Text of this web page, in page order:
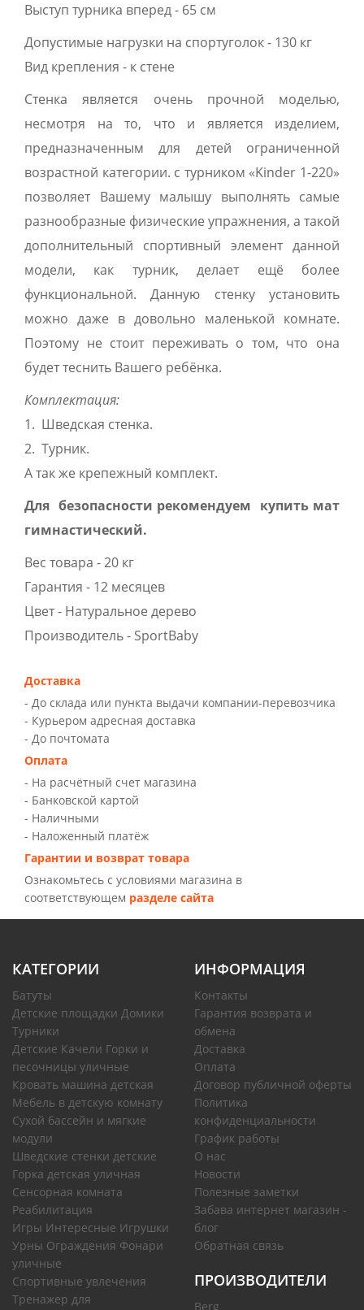
Выступ турника вперед - 65 см
Допустимые нагрузки на спортуголок - 130 кг
Вид крепления - к стене
Стенка является очень прочной моделью,
несмотря на то, что и является изделием,
предназначенным для детей ограниченной
возрастной категории. с турником «Kinder 1-220»
позволяет Вашему малышу выполнять самые
разнообразные физические упражнения, а такой
дополнительный спортивный элемент данной
модели, как турник, делает ещё более
функциональной. Данную стенку установить
можно даже в довольно маленькой комнате.
Поэтому не стоит переживать о том, что она
будет теснить Вашего ребёнка.
Комплектация:
1. Шведская стенка.
2. Турник.
А так же крепежный комплект.
Для безопасности рекомендуем купить мат
гимнастический.
Вес товара - 20 кг
Гарантия - 12 месяцев
Цвет - Натуральное дерево
Производитель - SportBaby
Доставка
- До склада или пункта выдачи компании-перевозчика
- Курьером адресная доставка
- До почтомата
Оплата
- На расчётный счет магазина
- Банковской картой
- Наличными
- Наложенный платёж
Гарантии и возврат товара
Ознакомьтесь с условиями магазина в
соответствующем разделе сайта
КАТЕГОРИИ
Батуты
Детские площадки Домики
Турники
Детские Качели Горки и
песочницы уличные
Кровать машина детская
Мебель в детскую комнату
Сухой бассейн и мягкие
модули
Шведские стенки детские
Горка детская уличная
Сенсорная комната
Реабилитация
Игры Интересные Игрушки
Урны Ограждения Фонари
уличные
Спортивные увлечения
Тренажер для
ИНФОРМАЦИЯ
Контакты
Гарантия возврата и
обмена
Доставка
Оплата
Договор публичной оферты
Политика
конфиденциальности
График работы
О нас
Новости
Полезные заметки
Забава интернет магазин -
блог
Обратная связь
ПРОИЗВОДИТЕЛИ
Berg